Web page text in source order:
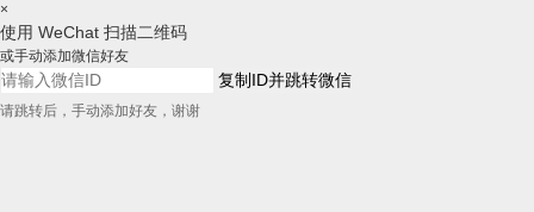
×
使用 WeChat 扫描二维码
或手动添加微信好友
复制ID并跳转微信
请跳转后，手动添加好友，谢谢